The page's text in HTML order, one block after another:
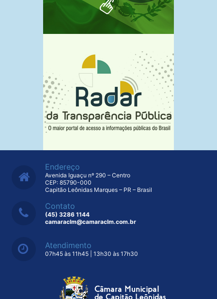
Endereço
Avenida Iguaçu nº 290 – Centro
CEP: 85790-000
Capitão Leônidas Marques – PR – Brasil
Contato
(45) 3286 1144
camaraclm@camaraclm.com.br
Atendimento
07h45 às 11h45 | 13h30 às 17h30